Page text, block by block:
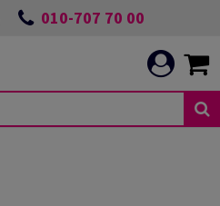
010-707 70 00